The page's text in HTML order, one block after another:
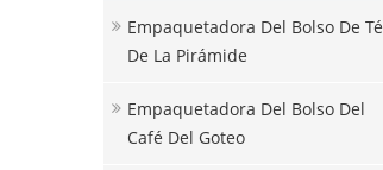
Empaquetadora Del Bolso De Té
De La Pirámide
Empaquetadora Del Bolso Del
Café Del Goteo